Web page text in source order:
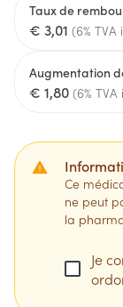
Taux de
€ 3,01 (6% TVA
Augmentation
€ 1,80 (6%
Ce
ne peut
la
Je